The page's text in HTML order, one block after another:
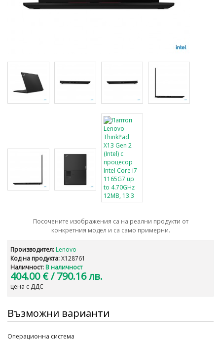
Посочените изображения са на реални продукти от
конкретния модел и са само примерни.
Производител: Lenovo
Код на продукта:X128761
Наличност: В наличност
404.00 €/ 790.16 лв.
цена с ДДС
Възможни варианти
Операционна система